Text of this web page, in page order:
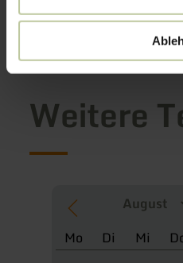
https://
Weitere
Mo Di Mi